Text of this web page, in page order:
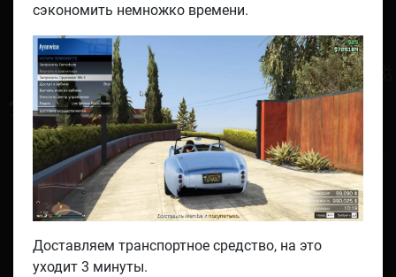
сэкономить немножко времени.
Доставляем транспортное средство, на это
уходит 3 минуты.